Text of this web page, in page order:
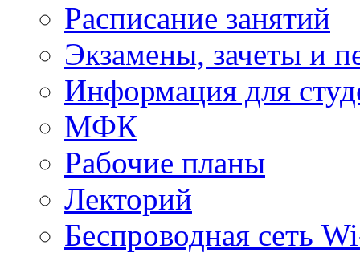
Расписание занятий
Экзамены, зачеты и
Информация для
МФК
Рабочие планы
Лекторий
Беспроводная сеть